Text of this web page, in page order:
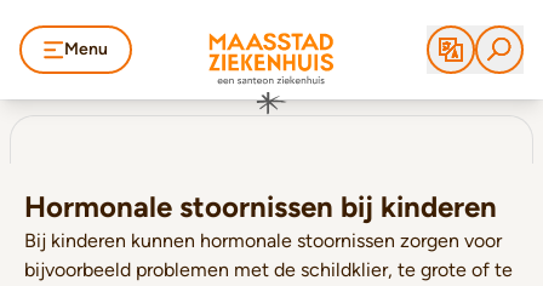
Menu
Hormonale stoornissen bij kinderen
Bij kinderen kunnen hormonale stoornissen zorgen voor
bijvoorbeeld problemen met de schildklier, te grote of te